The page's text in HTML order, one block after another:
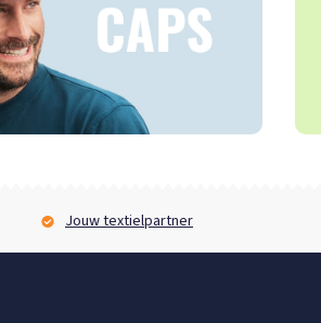
Jouw textielpartner